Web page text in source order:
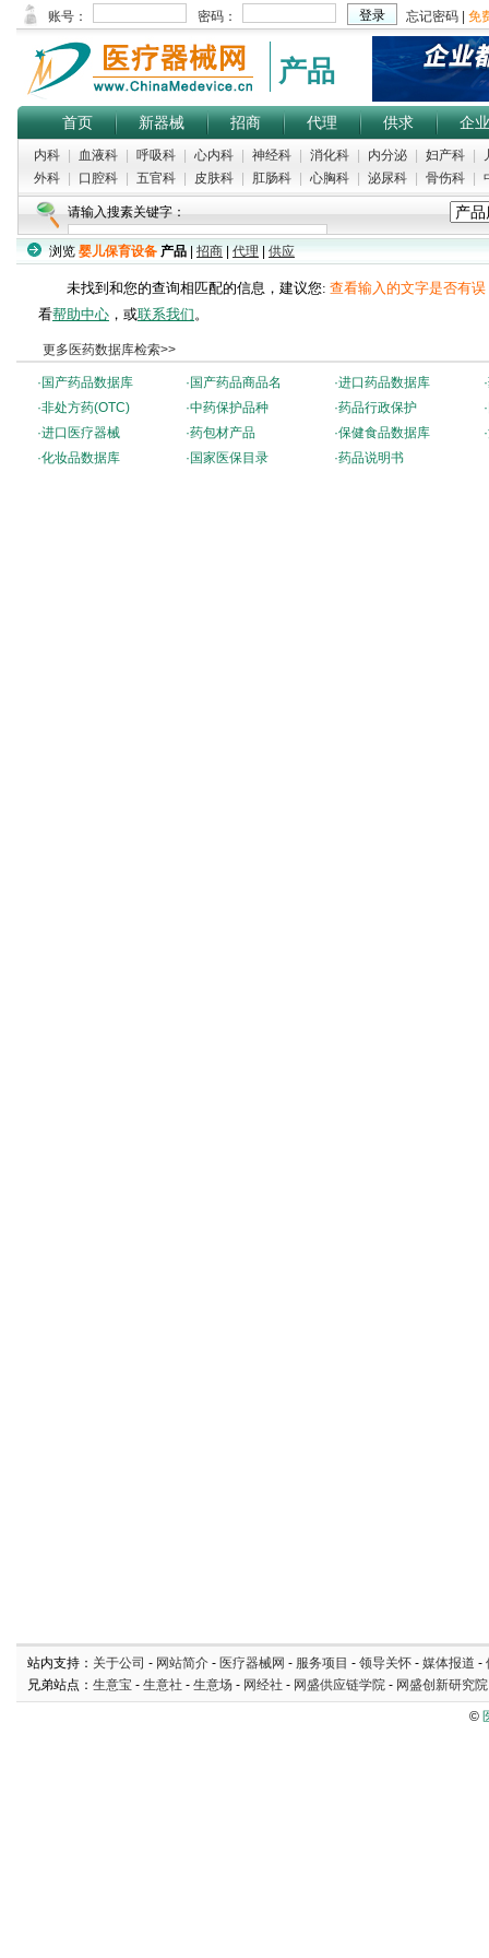
产品
首页 新器械 招商 代理 供求 企业
内科 血液科 呼吸科 心内科 神经科 消化科 内分泌 妇产科
外科
口腔科 五官科 皮肤科 肛肠科 心胸科 泌尿科 骨伤科
请输入搜素关键字：
浏览 婴儿保育设备 产品 招商 代理 供应
未找到和您的查询相匹配的信息，建议您: 查看输入的文字是否有误
看帮助中心 ，或联系我们。
更多医药数据库检索>>
· 国产药品数据库 · 国产药品商品名 ·进口药品数据库 ·
·非处方药(OTC) ·中药保护品种 ·药品行政保护 ·
·进口医疗器械 ·药包材产品 ·保健食品数据库 ·
·化妆品数据库 · 国家医保目录 ·药品说明书
站内支持： 关于公司 - 网站简介 - 医疗器械网 - 服务项目 - 领导关怀 - 媒体报道 -
兄弟站点： 生意宝 - 生意社 - 生意场 - 网经社 - 网盛供应链学院 - 网盛创新研究院
©